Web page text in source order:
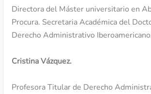
Directora del Máster universitario en
Procura. Secretaria Académica del
Derecho Administrativo
Cristina Vázquez.
Profesora Titular de Derecho